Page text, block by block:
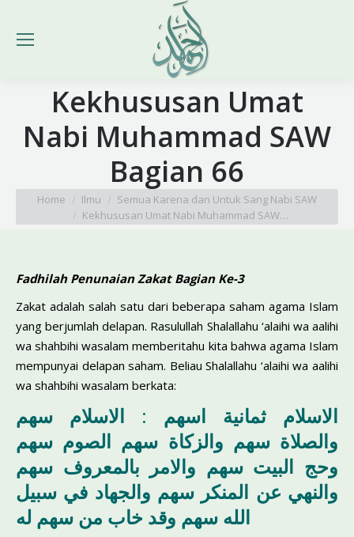
Kekhususan Umat
Nabi Muhammad SAW
Bagian 66
You are here:
Home Ilmu
Semua Karena dan Untuk Sang Nabi SAW
Kekhususan Umat Nabi Muhammad SAW…
Fadhilah Penunaian Zakat Bagian Ke-3
Zakat adalah salah satu dari beberapa saham agama Islam
yang berjumlah delapan. Rasulullah Shalallahu ‘alaihi wa aalihi
wa shahbihi wasalam memberitahu kita bahwa agama Islam
mempunyai delapan saham. Beliau Shalallahu ‘alaihi wa aalihi
wa shahbihi wasalam berkata:
الاسلام ثمانية اسهم : الاسلام سهم
والصلاة سهم والزكاة سهم الصوم سهم
وحج البيت سهم والامر بالمعروف سهم
والنهي عن المنكر سهم والجهاد في سبيل
الله سهم وقد خاب من سهم له